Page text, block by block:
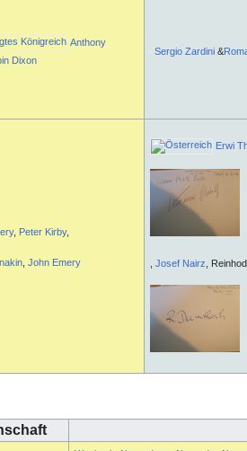
Anthony
Dixon
Sergio Zardini &
, Peter Kirby,
,John Emery
Erwi
,Josef Nairz ,